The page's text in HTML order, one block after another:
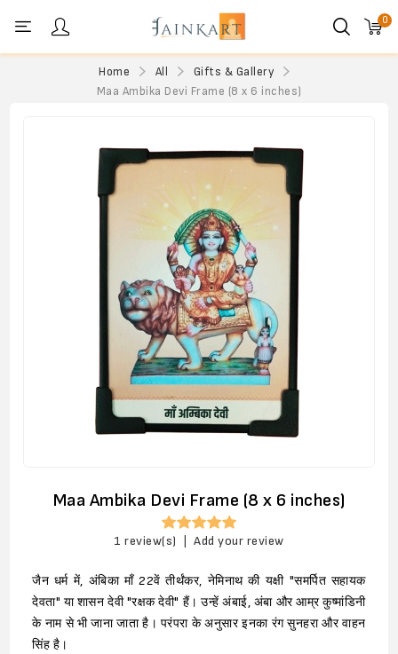
0
Home All
Gifts & Gallery
Maa Ambika Devi Frame (8 x 6 inches)
Maa Ambika Devi Frame (8 x 6 inches)
1 review(s) Add your review
जैन धर्म में, अंबिका माँ 22वें तीर्थंकर, नेमिनाथ की यक्षी "समर्पित सहायक
देवता" या शासन देवी "रक्षक देवी" हैं। उन्हें अंबाई, अंबा और आम्र कुष्मांडिनी
के नाम से भी जाना जाता है। परंपरा के अनुसार इनका रंग सुनहरा और वाहन
सिंह है।